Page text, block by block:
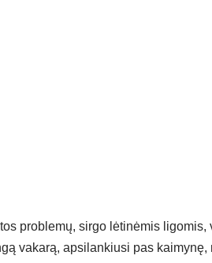
problemų, sirgo lėtinėmis ligomis,
vakarą, apsilankiusi pas